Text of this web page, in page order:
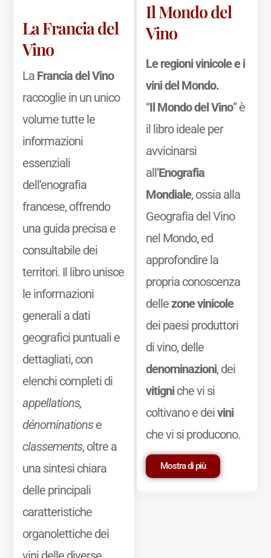
La Francia del
Vino
La Francia del Vino
raccoglie in un unico
volume tutte le
informazioni
essenziali
dell’enografia
francese, offrendo
una guida precisa e
consultabile dei
territori. Il libro unisce
le informazioni
generali a dati
geografici puntuali e
dettagliati, con
elenchi completi di
appellations,
dénominationse
classements, oltre a
una sintesi chiara
delle principali
caratteristiche
organolettiche dei
Il Mondo del
Vino
Le regioni vinicole e i
vini del Mondo.
“Il Mondo del Vino” è
il libro ideale per
avvicinarsi
all’Enografia
Mondiale, ossia alla
Geografia del Vino
nel Mondo, ed
approfondire la
propria conoscenza
dellezone vinicole
dei paesi produttori
di vino, delle
denominazioni, dei
vitigniche vi si
coltivano e deivini
che vi si producono.
Mostra di più